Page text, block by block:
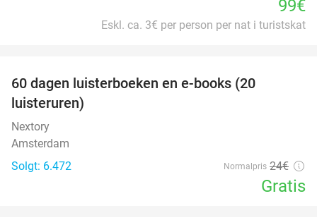
99€
Eskl. ca. 3€ per person per nat i turistskat
60 dagen luisterboeken en e-books (20
luisteruren)
Nextory
Amsterdam
Solgt: 6.472
Normalpris 24€
Gratis